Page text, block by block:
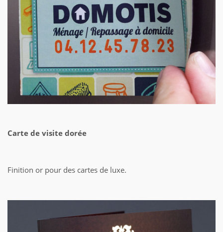
Carte de visite dorée
Finition or pour des cartes de luxe.